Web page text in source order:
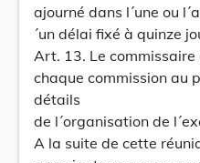
ajourné dans l´une ou
´un délai fixé à quinze
Art. 13. Le
chaque commission au
détails
de l´organisation de
A la suite de cette